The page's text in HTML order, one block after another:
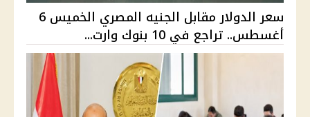
سعر الدولار مقابل الجنيه المصري الخميس 6
أغسطس.. تراجع في 10 بنوك وارت...